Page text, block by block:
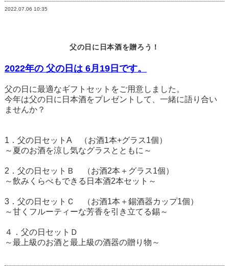
2022.07.06 10:35
父の日に日本酒を贈ろう！
2022年の 父の日は 6月19日です。
父の日に最適なギフトセットをご用意しました。
今年は父の日に日本酒をプレゼントして、一緒に語り合い
ませんか？
1． 父の日セットA （お酒1本+グラス1個）
～夏のお酒を涼し気なグラスとともに～
2． 父の日セットＢ （お酒2本＋グラス1個）
～飲みくらべもできる日本酒2本セット～
3． 父の日セットＣ （お酒1本＋錫酒器カップ1個）
～甘くフルーティーな芳香を引き立てる錫～
４． 父の日セットＤ
～最上級のお酒と最上級の酒器の贈り物～